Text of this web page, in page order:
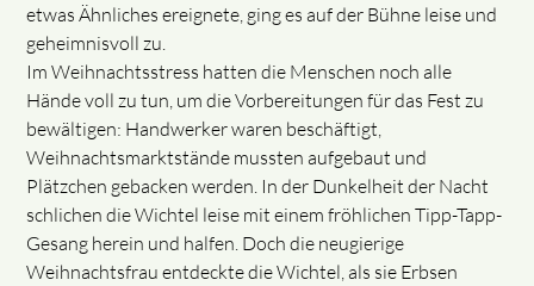
etwas Ähnliches ereignete, ging es auf der Bühne leise und
geheimnisvoll zu.
Im Weihnachtsstress hatten die Menschen noch alle
Hände voll zu tun, um die Vorbereitungen für das Fest zu
bewältigen: Handwerker waren beschäftigt,
Weihnachtsmarktstände mussten aufgebaut und
Plätzchen gebacken werden. In der Dunkelheit der Nacht
schlichen die Wichtel leise mit einem fröhlichen Tipp-Tapp-
Gesang herein und halfen. Doch die neugierige
Weihnachtsfrau entdeckte die Wichtel, als sie Erbsen